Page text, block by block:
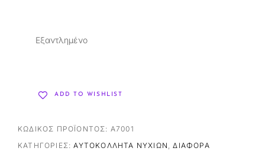
Εξαντλημένο
ADD TO WISHLIST
ΚΩΔΙΚΌΣ ΠΡΟΪΌΝΤΟΣ: A7001
ΚΑΤΗΓΟΡΊΕΣ:ΑΥΤΟΚΌΛΛΗΤΑ ΝΥΧΙΏΝ ,ΔΙΆΦΟΡΑ